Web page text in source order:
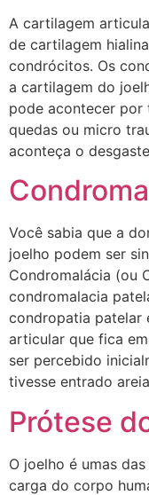
A cartilagem
de cartilagem
condrócitos. Os
a cartilagem do
pode acontecer por
quedas ou micro
aconteça o
Você sabia que a
joelho podem ser
Condromalácia (ou
condromalacia
condropatia patelar
articular que fica
ser percebido
tivesse entrado
Prótese
O joelho é umas
carga do corpo